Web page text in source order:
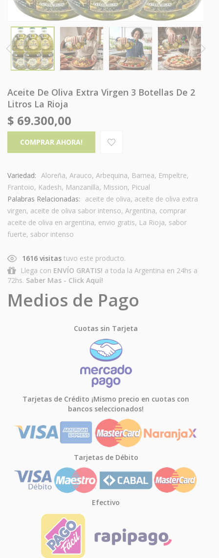
Aceite De Oliva Extra Virgen 3 Botellas De 2
Litros La Rioja
$ 69.300,00
COMPRAR AHORA!
Variedad: Aloreña, Arauco, Arbequina, Barnea, Empeltre,
Frantoio, Kadesh, Manzanilla, Mission, Picual
Palabras Relacionadas:
aceite de oliva, aceite de oliva extra
virgen, aceite de oliva sabor intenso, Argentina, comprar
aceite de oliva en argentina, envio gratis, La Rioja, sabor
fuerte, sabor intenso
1616 visitas tuvo este producto.
Llega con ENVÍO GRATIS! a toda la Argentina en 24hs a
72hs. Saber Mas - Click Aquí!
Medios de Pago
Cuotas sin Tarjeta
Tarjetas de Crédito ¡Mismo precio en cuotas con
bancos seleccionados!
Tarjetas de Débito
Efectivo